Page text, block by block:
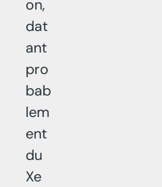
on,
dat
ant
pro
bab
lem
ent
du
Xe